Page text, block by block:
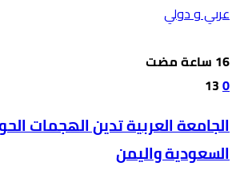
عربي و دولي
0
13
الجامعة العربية تدين الهجمات
السعودية واليمن